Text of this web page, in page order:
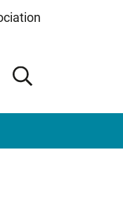
AFFICHER